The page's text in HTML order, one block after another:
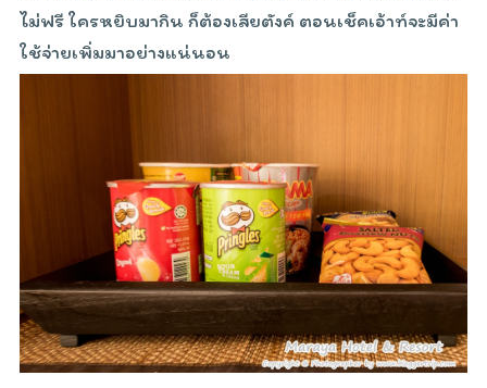
ไม่ฟรี ใครหยิบมากิน ก็ต้องเสียตังค์ ตอนเช็คเอ้าท์จะมีค่า
ใช้จ่ายเพิ่มมาอย่างแน่นอน